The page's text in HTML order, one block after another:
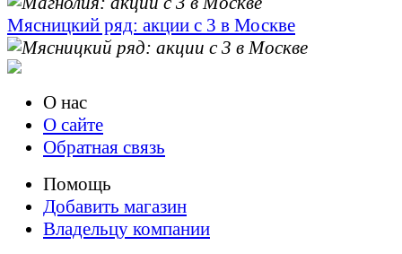
Мясницкий ряд: акции с 3 в Москве
О нас
О сайте
Обратная связь
Помощь
Добавить магазин
Владельцу компании